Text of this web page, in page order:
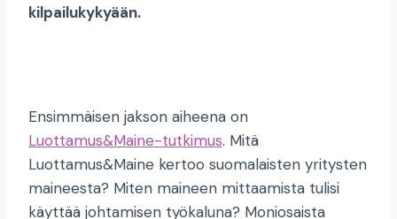
kilpailukykyään.
Ensimmäisen jakson aiheena on
Luottamus&Maine-tutkimus. Mitä
Luottamus&Maine kertoo suomalaisten yritysten
maineesta? Miten maineen mittaamista tulisi
käyttää johtamisen työkaluna? Moniosaista